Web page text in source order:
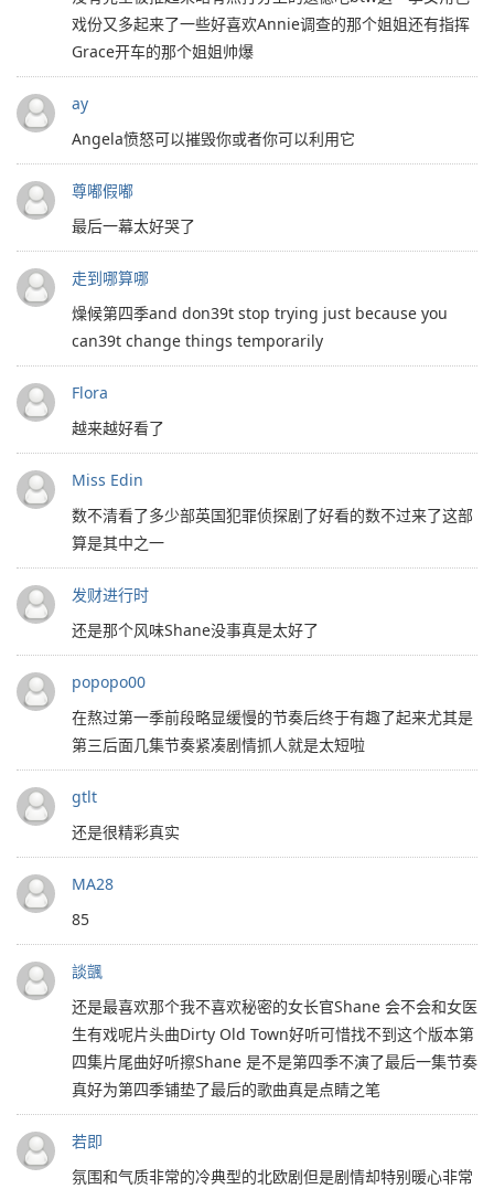
戏份又多起来了一些好喜欢Annie调查的那个姐姐还有指挥
Grace开车的那个姐姐帅爆
ay
Angela愤怒可以摧毁你或者你可以利用它
尊嘟假嘟
最后一幕太好哭了
走到哪算哪
燥候第四季and don39t stop trying just because you
can39t change things temporarily
Flora
越来越好看了
Miss Edin
数不清看了多少部英国犯罪侦探剧了好看的数不过来了这部
算是其中之一
发财进行时
还是那个风味Shane没事真是太好了
popopo00
在熬过第一季前段略显缓慢的节奏后终于有趣了起来尤其是
第三后面几集节奏紧凑剧情抓人就是太短啦
gtlt
还是很精彩真实
MA28
85
談颽
还是最喜欢那个我不喜欢秘密的女长官Shane 会不会和女医
生有戏呢片头曲Dirty Old Town好听可惜找不到这个版本第
四集片尾曲好听擦Shane 是不是第四季不演了最后一集节奏
真好为第四季铺垫了最后的歌曲真是点睛之笔
若即
氛围和气质非常的冷典型的北欧剧但是剧情却特别暖心非常